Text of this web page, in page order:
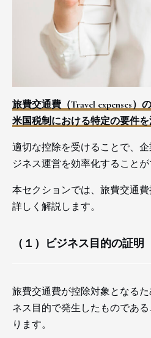
旅費交通費（Travel expenses）
米国税制における特定の要件を
適切な控除を受けることで、
ジネス運営を効率化することが
本セクションでは、旅費交通
詳しく解説します。
（１）ビジネス目的の証明
旅費交通費が控除対象となる
ネス目的で発生したものであ
ります。